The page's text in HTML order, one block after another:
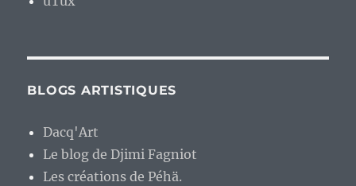
BLOGS ARTISTIQUES
Dacq'Art
Le blog de Djimi Fagniot
Les créations de Péhä.